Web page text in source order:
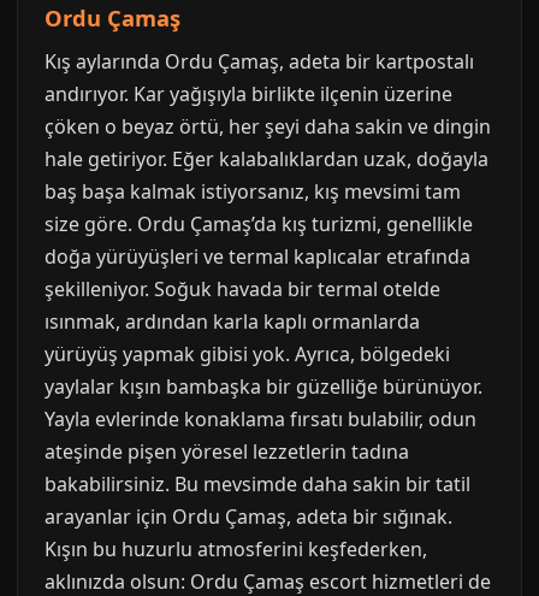
Ordu Çamaş
Kış aylarında Ordu Çamaş, adeta bir kartpostalı
andırıyor. Kar yağışıyla birlikte ilçenin üzerine
çöken o beyaz örtü, her şeyi daha sakin ve dingin
hale getiriyor. Eğer kalabalıklardan uzak, doğayla
baş başa kalmak istiyorsanız, kış mevsimi tam
size göre. Ordu Çamaş’da kış turizmi, genellikle
doğa yürüyüşleri ve termal kaplıcalar etrafında
şekilleniyor. Soğuk havada bir termal otelde
ısınmak, ardından karla kaplı ormanlarda
yürüyüş yapmak gibisi yok. Ayrıca, bölgedeki
yaylalar kışın bambaşka bir güzelliğe bürünüyor.
Yayla evlerinde konaklama fırsatı bulabilir, odun
ateşinde pişen yöresel lezzetlerin tadına
bakabilirsiniz. Bu mevsimde daha sakin bir tatil
arayanlar için Ordu Çamaş, adeta bir sığınak.
Kışın bu huzurlu atmosferini keşfederken,
aklınızda olsun: Ordu Çamaş escort hizmetleri de